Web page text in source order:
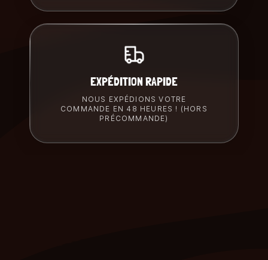
EXPÉDITION RAPIDE
NOUS EXPÉDIONS VOTRE
COMMANDE EN 48 HEURES ! (HORS
PRÉCOMMANDE)